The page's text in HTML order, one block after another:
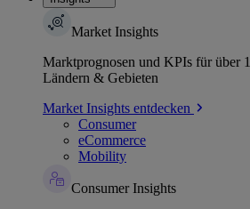
Market Insights
Marktprognosen und KPIs für über
Ländern & Gebieten
Market Insights entdecken
Consumer
eCommerce
Mobility
Consumer Insights